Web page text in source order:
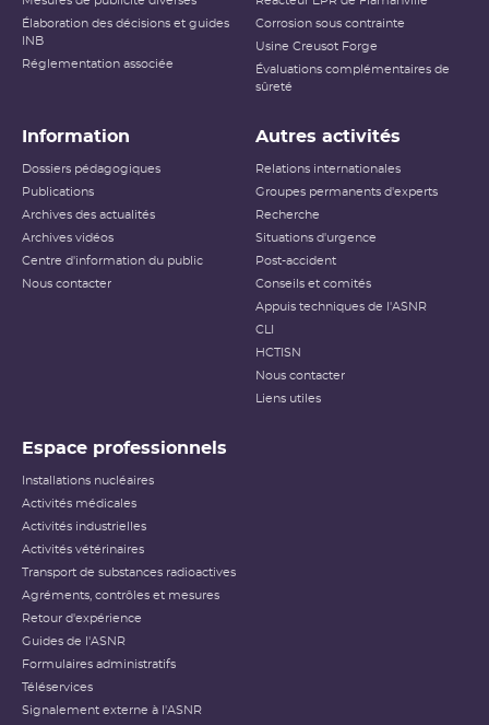
Niveau 5
Accident grave
Niveau 7 Accident majeur
L’échelle INES (International Nuclear and Radiological
au public l’importance d’un événement vis-à-vis de la
sûreté ou de la
. Cette échelle est
applicable aux événements survenant sur les
événements ayant des conséquences, potentielles ou
réelles, sur la radioprotection du public et des travailleurs.
Elle ne s’applique pas aux événements ayant un impact
habituellement utilisés pour classer les événements
reçue notamment) n’étant pas applicables dans ce
Échelle INES pour le
classement des incidents et
Élaboration des décisions et guides
INB
Réglementation associée
Corrosion sous contrainte
Usine Creusot Forge
Évaluations complémentaires de
sûreté
Information
Dossiers pédagogiques
Publications
Archives des actualités
Archives vidéos
Centre d'information du public
Nous contacter
Autres activités
Relations internationales
Groupes permanents d'experts
Recherche
Situations d'urgence
Post-accident
Conseils et comités
Appuis techniques de l'ASNR
CLI
HCTISN
Nous contacter
Liens utiles
Espace professionnels
Installations nucléaires
Activités médicales
Activités industrielles
Activités vétérinaires
Transport de substances radioactives
Agréments, contrôles et mesures
Retour d'expérience
Guides de l'ASNR
Formulaires administratifs
Téléservices
Signalement externe à l'ASNR